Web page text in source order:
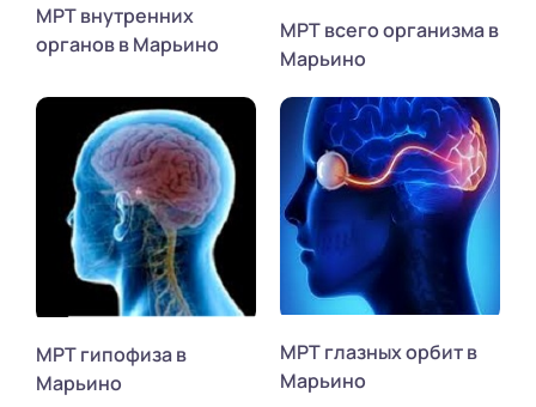
МРТ внутренних
органов в Марьино
МРТ всего организма в
Марьино
МРТ гипофиза в
Марьино
МРТ глазных орбит в
Марьино